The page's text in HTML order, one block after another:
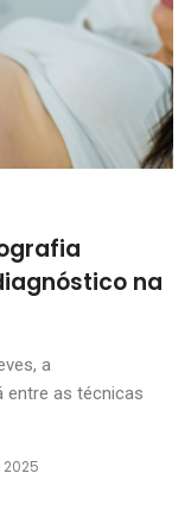
na
a
entre as técnicas